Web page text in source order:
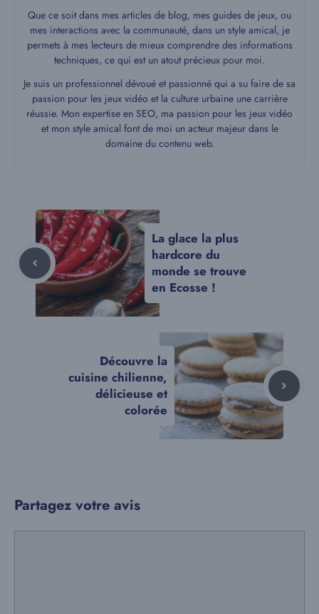
Que ce soit dans mes articles de blog, mes guides de jeux, ou
mes interactions avec la communauté, dans un style amical, je
permets à mes lecteurs de mieux comprendre des informations
techniques, ce qui est un atout précieux pour moi.
Je suis un professionnel dévoué et passionné qui a su faire de sa
passion pour les jeux vidéo et la culture urbaine une carrière
réussie. Mon expertise en SEO, ma passion pour les jeux vidéo
et mon style amical font de moi un acteur majeur dans le
domaine du contenu web.
La glace la plus
hardcore du
monde se trouve
en Ecosse !
Découvre la
cuisine chilienne,
délicieuse et
colorée
Partagez votre avis